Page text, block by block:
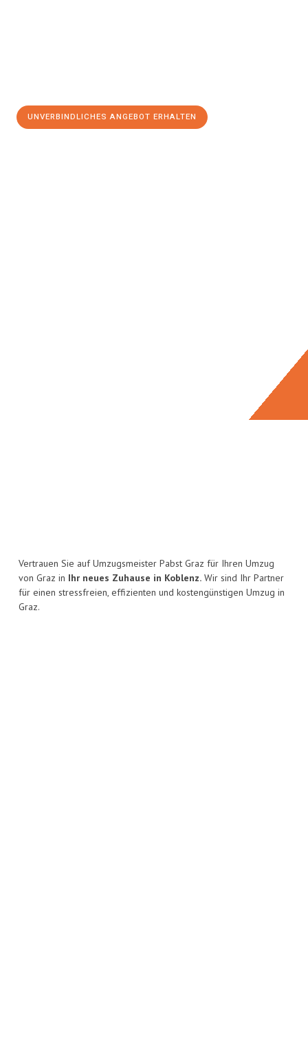
UNVERBINDLICHES ANGEBOT ERHALTEN
Vertrauen Sie auf Umzugsmeister Pabst Graz für Ihren Umzug
von Graz in Ihr neues Zuhause in Koblenz. Wir sind Ihr Partner
für einen stressfreien, effizienten und kostengünstigen Umzug in
Graz.